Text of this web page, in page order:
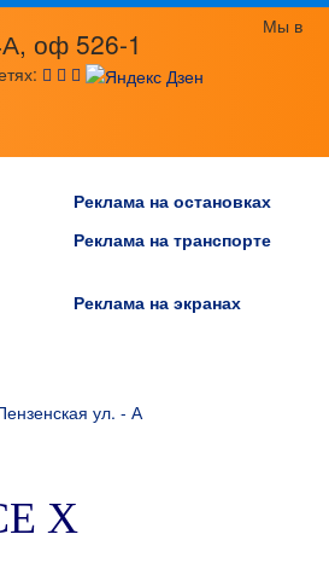
оф 526-1
Мы в
Реклама на остановках
Реклама на транспорте
Реклама на экранах
ул. - А
Х